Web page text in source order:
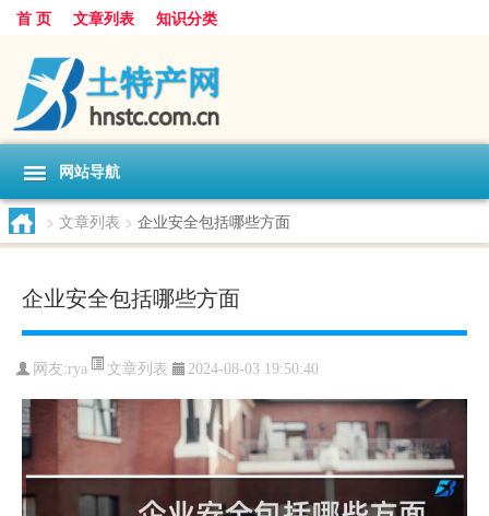
首 页 文章列表 知识分类
网站导航
> 文章列表 > 企业安全包括哪些方面
企业安全包括哪些方面
网友:rya 文章列表 2024-08-03 19:50:40